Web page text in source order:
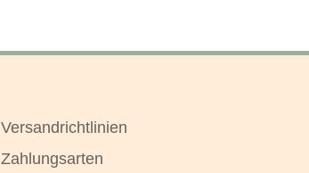
Versandrichtlinien
Zahlungsarten